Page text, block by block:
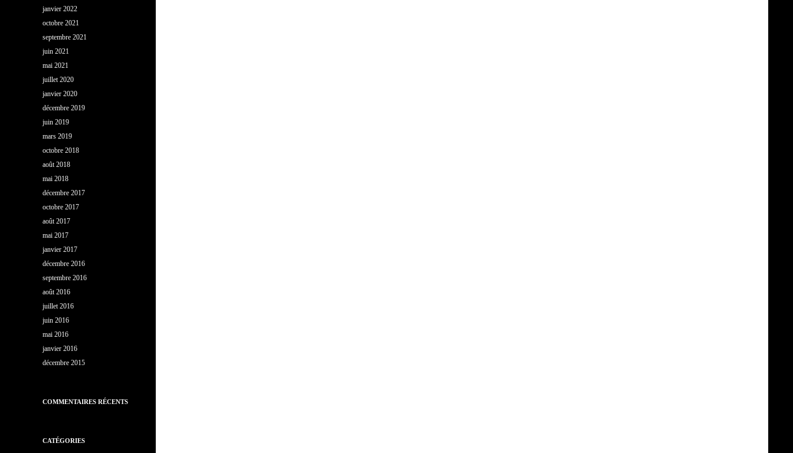
janvier 2022
octobre 2021
septembre 2021
juin 2021
mai 2021
juillet 2020
janvier 2020
décembre 2019
juin 2019
mars 2019
octobre 2018
août 2018
mai 2018
décembre 2017
octobre 2017
août 2017
mai 2017
janvier 2017
décembre 2016
septembre 2016
août 2016
juillet 2016
juin 2016
mai 2016
janvier 2016
décembre 2015
COMMENTAIRES RÉCENTS
CATÉGORIES